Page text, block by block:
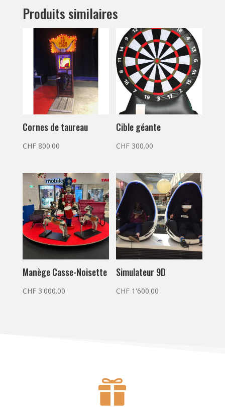
Produits similaires
Cornes de taureau
CHF800.00
Cible géante
CHF 300.00
Manège Casse-Noisette
CHF3'000.00
Simulateur 9D
CHF 1'600.00
